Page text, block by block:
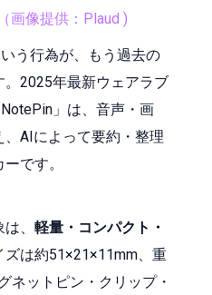
画像提供：Plaud )
う行為が、もう過去の
。2025年最新ウェアラブ
」は、音声・画
AIによって要約・整理
です。
、 軽量・コンパクト・
ズは約51×21×11mm、重
ネットピン・クリップ・